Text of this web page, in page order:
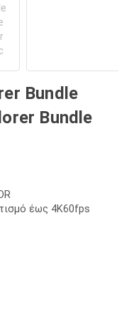
Bundle
Bundle
έως 4K60fps